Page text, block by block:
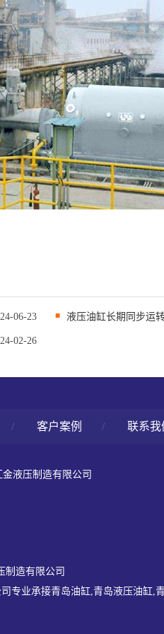
06-23 液压油缸长期同步运
02-26
/ 客户案例 / 联系我
液压制造有限公司
制造有限公司
业承接青岛油缸,青岛液压油缸,